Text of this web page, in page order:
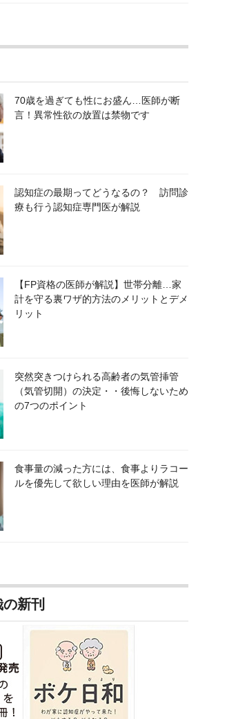
70歳を過ぎても性にお盛ん…医師が断
言！異常性欲の放置は禁物です
認知症の最期ってどうなるの？ 訪問診
療も行う認知症専門医が解説
【FP資格の医師が解説】世帯分離…家
計を守る裏ワザ的方法のメリットとデメ
リット
突然突きつけられる高齢者の気管挿管
（気管切開）の決定・・後悔しないため
の7つのポイント
食事量の減った方には、食事よりラコー
ルを優先して欲しい理由を医師が解説
新刊